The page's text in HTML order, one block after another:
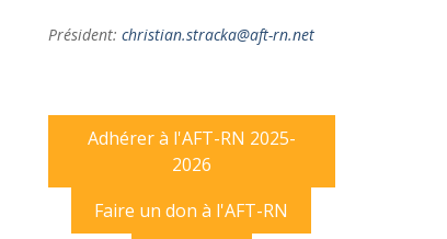
Président: christian.stracka@aft-rn.net
Adhérer à l'AFT-RN 2025-
2026
Faire un don à l'AFT-RN